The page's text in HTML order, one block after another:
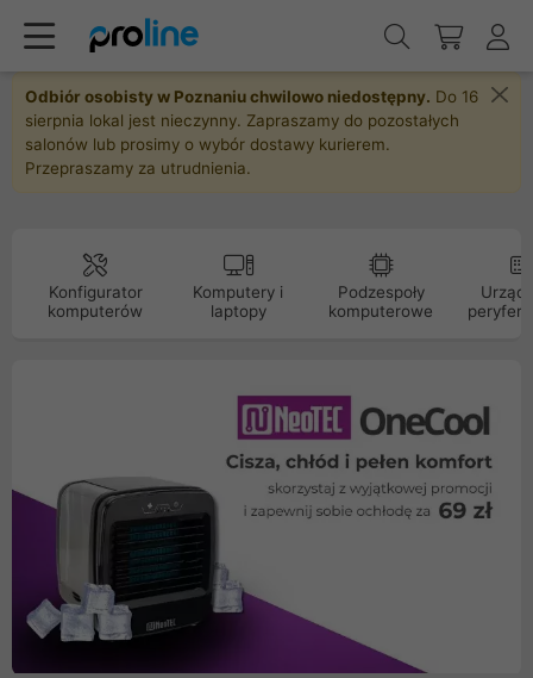
Odbiór osobisty w Poznaniu chwilowo niedostępny. Do 16
sierpnia lokal jest nieczynny. Zapraszamy do pozostałych
salonów lub prosimy o wybór dostawy kurierem.
Przepraszamy za utrudnienia.
Konfigurator
komputerów
Komputery i
laptopy
Podzespoły
komputerowe